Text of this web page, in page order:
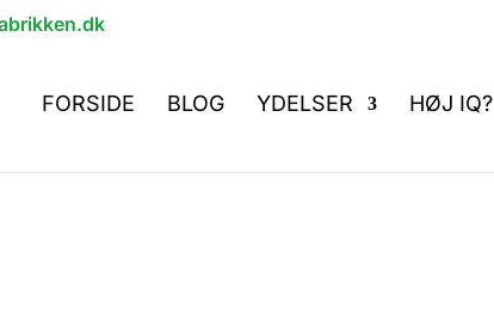
FORSIDE BLOG YDELSER HØJ IQ?